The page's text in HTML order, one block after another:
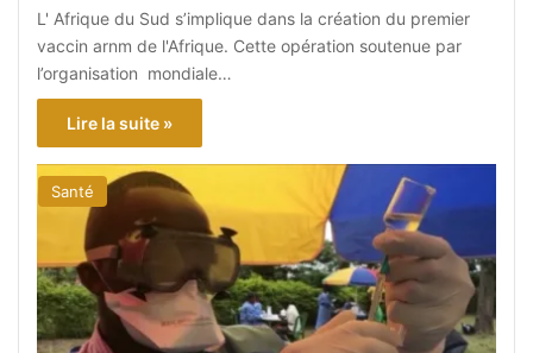
L' Afrique du Sud s’implique dans la création du premier
vaccin arnm de l'Afrique. Cette opération soutenue par
l’organisation mondiale…
Lire la suite »
Santé